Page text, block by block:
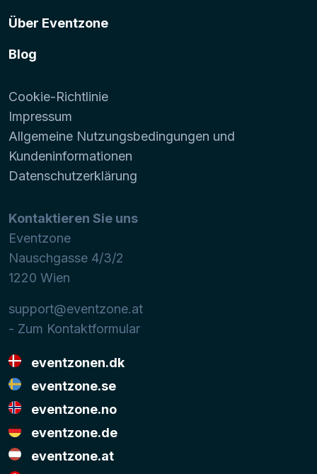
Über Eventzone
Blog
Cookie-Richtlinie
Impressum
Allgemeine Nutzungsbedingungen und
Kundeninformationen
Datenschutzerklärung
Kontaktieren Sie uns
Eventzone
Nauschgasse 4/3/2
1220 Wien
support@eventzone.at
- Zum Kontaktformular
eventzonen.dk
eventzone.se
eventzone.no
eventzone.de
eventzone.at